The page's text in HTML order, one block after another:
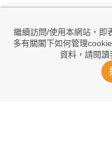
繼續訪問/使用本網站，即
多有關閣下如何管理
資料，請閱讀
委任
2026/